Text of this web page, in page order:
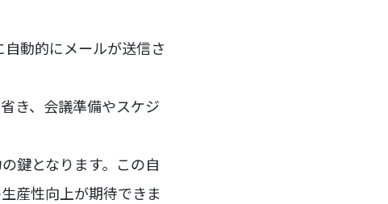
動的にメールが送信さ
き、会議準備やスケジ
鍵となります。この自
産性向上が期待できま